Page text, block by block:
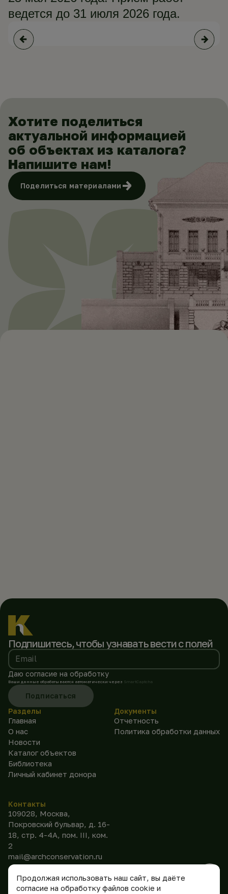
ведется до 31 июля 2026 года.
Хотите поделиться
актуальной информацией
об объектах из каталога?
Напишите нам!
Поделиться материалами
Подпишитесь, чтобы узнавать вести с полей
Email
Даю согласие на обработку
Ваши данные обрабатываются автоматически через SmartCaptcha
Подписаться
Разделы
Главная
О нас
Новости
Каталог объектов
Библиотека
Личный кабинет донора
Документы
Отчетность
Политика обработки данных
Контакты
109028, Москва,
Покровский бульвар, д. 16-
18, стр. 4-4А, пом. III, ком.
2
mail@archconservation.ru
Продолжая использовать наш сайт, вы даёте
согласие на обработку файлов cookie и